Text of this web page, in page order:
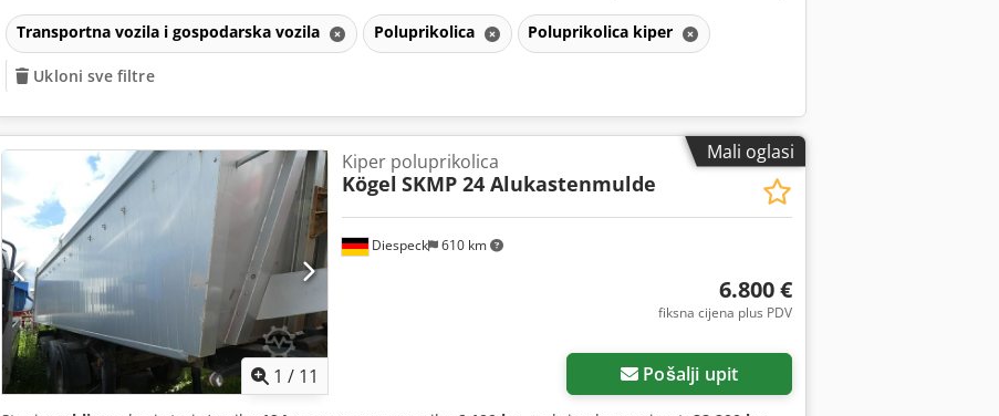
Transportna vozila i gospodarska vozila Poluprikolica Poluprikolica kiper
Ukloni sve filtre
Mali oglasi
1 / 11
Diespeck 610 km
Kiper poluprikolica
Kögel SKMP 24 Alukastenmulde
6.800 €
fiksna cijena plus PDV
Pošalji upit